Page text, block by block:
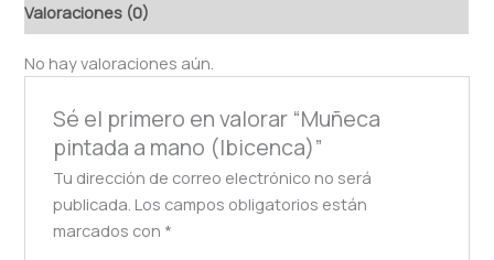
Valoraciones (0)
No hay valoraciones aún.
Sé el primero en valorar “Muñeca
pintada a mano (Ibicenca)”
Tu dirección de correo electrónico no será
publicada. Los campos obligatorios están
marcados con *